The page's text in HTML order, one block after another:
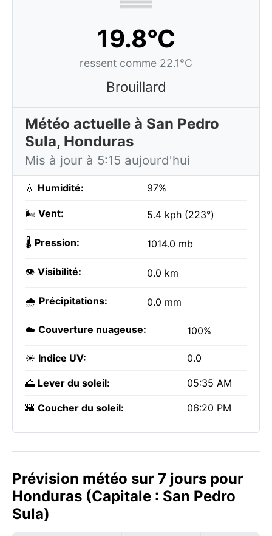
19.8°C
ressent comme 22.1°C
Brouillard
Météo actuelle à San Pedro
Sula, Honduras
Mis à jour à 5:15 aujourd'hui
💧 Humidité: 97%
🌬️ Vent: 5.4 kph (223°)
🌡️ Pression: 1014.0 mb
👁️ Visibilité: 0.0 km
🌧️ Précipitations: 0.0 mm
☁️ Couverture nuageuse: 100%
☀️ Indice UV: 0.0
🌅 Lever du soleil: 05:35 AM
🌇 Coucher du soleil: 06:20 PM
Prévision météo sur 7 jours pour
Honduras (Capitale : San Pedro
Sula)